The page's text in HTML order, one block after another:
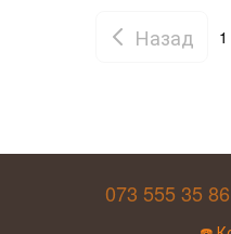
Назад 1
073 555 35 86